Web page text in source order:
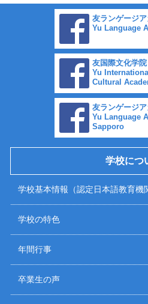
友ランゲージ
Yu Language
友国際文化学院
Yu
Cultural
友ランゲージ
Yu Language
Sapporo
学校につ
学校基本情報（認定日本語教育機
学校の特色
年間行事
卒業生の声